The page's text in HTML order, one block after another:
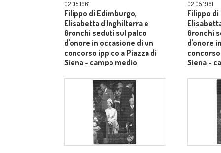
02.05.1961
Filippo di Edimburgo,
Elisabetta d'Inghilterra e
Gronchi seduti sul palco
d'onore in occasione di un
concorso ippico a Piazza di
Siena - campo medio
02.05.1961
Filippo di
Gronchi
d'onore
Siena -